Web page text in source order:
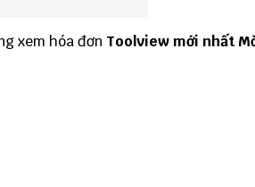
xem hóa đơn Toolview mới nhất